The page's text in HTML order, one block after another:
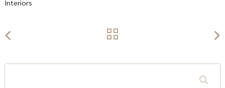
Interiors